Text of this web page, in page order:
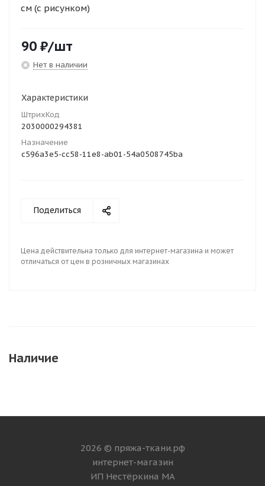
см (с рисунком)
90 ₽/шт
Нет в наличии
Характеристики
ШтрихКод
2030000294381
Назначение
c596a3e5-cc58-11e8-ab01-54a0508745ba
Поделиться
Цена действительна только для интернет-магазина и может
отличаться от цен в розничных магазинах
Наличие
2026 © пряжа-ткани.рф
интернет-магазин
ИП Нестёркина МА